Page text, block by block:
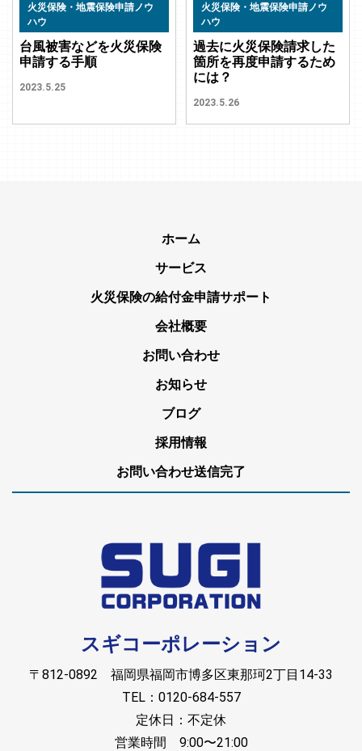
火災保険・地震保険申請ノウ
ハウ
台風被害などを火災保険
申請する手順
2023.5.25
火災保険・地震保険申請ノウ
ハウ
過去に火災保険請求した
箇所を再度申請するため
には？
2023.5.26
ホーム
サービス
火災保険の給付金申請サポート
会社概要
お問い合わせ
お知らせ
ブログ
採用情報
お問い合わせ送信完了
スギコーポレーション
〒812-0892 福岡県福岡市博多区東那珂2丁目14-33
TEL：0120-684-557
定休日：不定休
営業時間 9:00〜21:00